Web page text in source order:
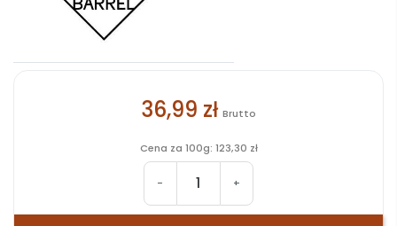
36,99 zł Brutto
Cena za 100g: 123,30 zł
- +